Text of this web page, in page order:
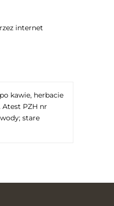
kawie, herbacie
PZH nr
stare